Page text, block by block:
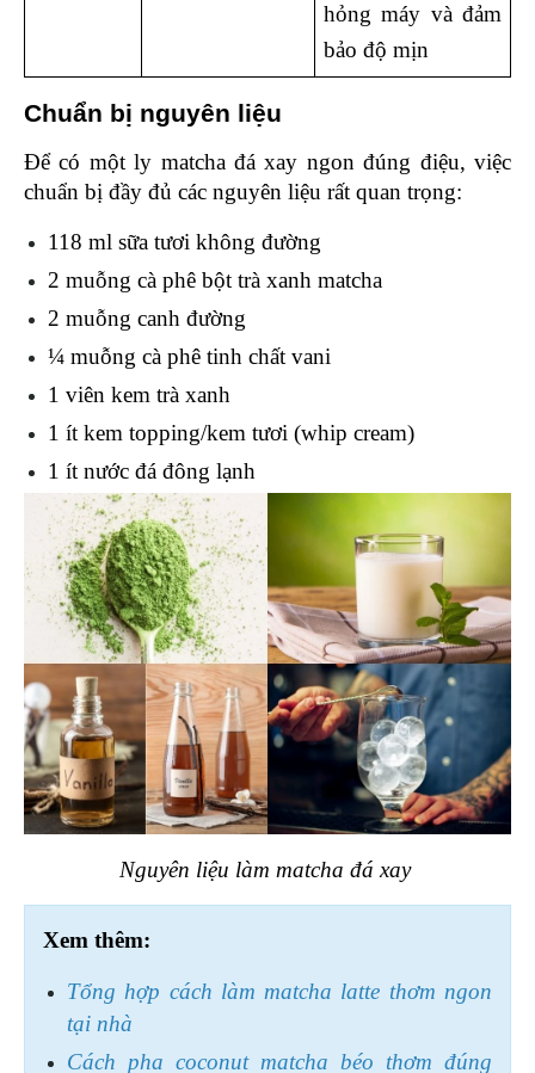
hỏng máy và đảm
bảo độ mịn
Chuẩn bị nguyên liệu
Để có một ly matcha đá xay ngon đúng điệu, việc
chuẩn bị đầy đủ các nguyên liệu rất quan trọng:
118 ml sữa tươi không đường
2 muỗng cà phê bột trà xanh matcha
2 muỗng canh đường
¼ muỗng cà phê tinh chất vani
1 viên kem trà xanh
1 ít kem topping/kem tươi (whip cream)
1 ít nước đá đông lạnh
Nguyên liệu làm matcha đá xay
Xem thêm:
Tổng hợp cách làm matcha latte thơm ngon
tại nhà
Cách pha coconut matcha béo thơm đúng